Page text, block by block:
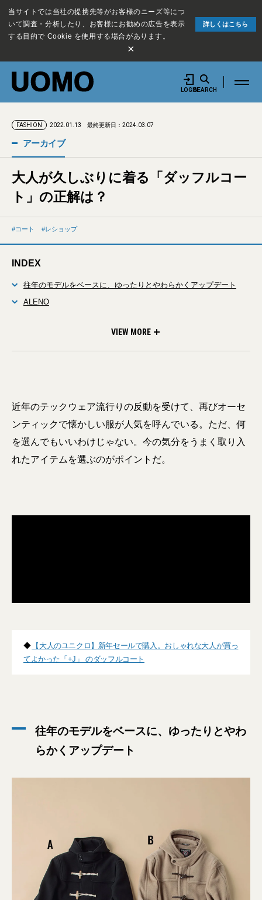
当サイトでは当社の提携先等がお客様のニーズ等につ
いて調査・分析したり、お客様にお勧めの広告を表示
する目的で Cookie を使用する場合があります。
詳しくはこちら
×
LOGINSEARCH
FASHION 2022.01.13 最終更新日：2024.03.07
アーカイブ
大人が久しぶりに着る「ダッフルコー
ト」の正解は？
コート レショップ
INDEX
往年のモデルをベースに、ゆったりとやわらかくアップデート
ALENO
VIEW MORE
近年のテックウェア流行りの反動を受けて、再びオーセ
ンティックで懐かしい服が人気を呼んでいる。ただ、何
を選んでもいいわけじゃない。今の気分をうまく取り入
れたアイテムを選ぶのがポイントだ。
◆ 【大人のユニクロ】新年セールで購入。おしゃれな大人が買っ
てよかった「+J」 のダッフルコート
往年のモデルをベースに、ゆったりとやわ
らかくアップデート